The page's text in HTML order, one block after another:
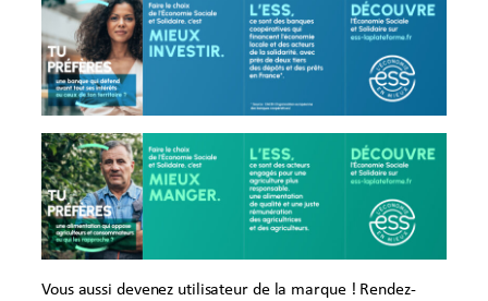
Vous aussi devenez utilisateur de la marque ! Rendez-